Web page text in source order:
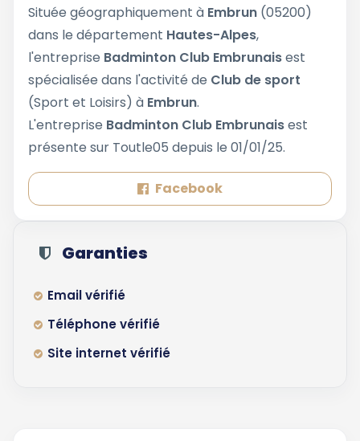
Située géographiquement à Embrun (05200)
dans le département Hautes-Alpes,
l'entreprise Badminton Club Embrunaisest
spécialisée dans l'activité de Club de sport
(Sport et Loisirs) à Embrun.
L'entreprise Badminton Club Embrunaisest
présente sur Toutle05 depuis le 01/01/25.
Facebook
Garanties
Email vérifié
Téléphone vérifié
Site internet vérifié